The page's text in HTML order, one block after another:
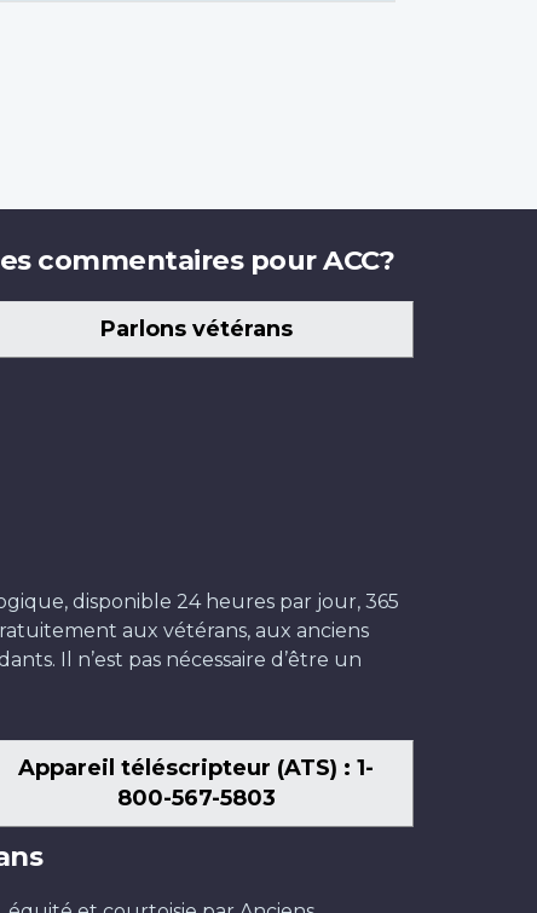
commentaires pour ACC?
Parlons vétérans
disponible 24 heures par jour, 365
aux vétérans, aux anciens
Il n’est pas nécessaire d’être un
Appareil téléscripteur (ATS) : 1-
800-567-5803